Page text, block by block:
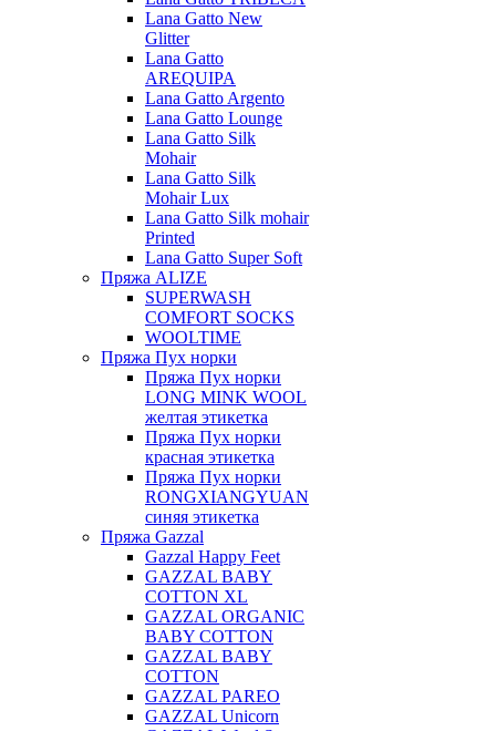
Lana Gatto New
Glitter
Lana Gatto
AREQUIPA
Lana Gatto Argento
Lana Gatto Lounge
Lana Gatto Silk
Mohair
Lana Gatto Silk
Mohair Lux
Lana Gatto Silk mohair
Printed
Lana Gatto Super Soft
Пряжа ALIZE
SUPERWASH
COMFORT SOCKS
WOOLTIME
Пряжа Пух норки
Пряжа Пух норки
LONG MINK WOOL
желтая этикетка
Пряжа Пух норки
красная этикетка
Пряжа Пух норки
RONGXIANGYUAN
синяя этикетка
Пряжа Gazzal
Gazzal Happy Feet
GAZZAL BABY
COTTON XL
GAZZAL ORGANIC
BABY COTTON
GAZZAL BABY
COTTON
GAZZAL PAREO
GAZZAL Unicorn